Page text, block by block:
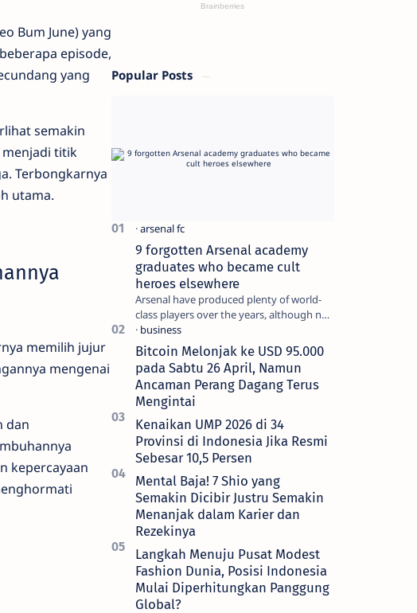
Bum June) yang
episode,
yang
semakin
menjadi titik
Terbongkarnya
utama.
memilih jujur
mengenai
dan
kepercayaan
Popular Posts
9 forgotten Arsenal academy
graduates who became cult
heroes elsewhere
Arsenal have produced plenty of world-
class players over the years, although not
all of them make the grade at the
Emirates. For every Tony Ada…
Bitcoin Melonjak ke USD 95.000
pada Sabtu 26 April, Namun
Ancaman Perang Dagang Terus
Mengintai
Kenaikan UMP 2026 di 34
Provinsi di Indonesia Jika Resmi
Sebesar 10,5 Persen
Mental Baja! 7 Shio yang
Semakin Dicibir Justru Semakin
Menanjak dalam Karier dan
Rezekinya
Langkah Menuju Pusat Modest
Fashion Dunia, Posisi Indonesia
Mulai Diperhitungkan Panggung
Global?